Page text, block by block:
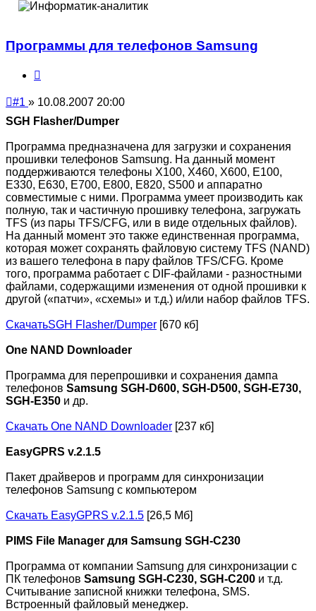
Программы для телефонов Samsung
Непрочитанное
#1 » 10.08.2007 20:00
SGH Flasher/Dumper
Программа предназначена для загрузки и сохранения
прошивки телефонов Samsung. На данный момент
поддерживаются телефоны X100, X460, X600, E100,
E330, E630, E700, E800, E820, S500 и аппаратно
совместимые с ними. Программа умеет производить как
полную, так и частичную прошивку телефона, загружать
TFS (из пары TFS/CFG, или в виде отдельных файлов).
На данный момент это также единственная программа,
которая может сохранять файловую систему TFS (NAND)
из вашего телефона в пару файлов TFS/CFG. Кроме
того, программа работает с DIF-файлами - разностными
файлами, содержащими изменения от одной прошивки к
другой («патчи», «схемы» и т.д.) и/или набор файлов TFS.
СкачатьSGH Flasher/Dumper [670 кб]
One NAND Downloader
Программа для перепрошивки и сохранения дампа
телефонов Samsung SGH-D600, SGH-D500, SGH-E730,
SGH-E350 и др.
Скачать One NAND Downloader [237 кб]
EasyGPRS v.2.1.5
Пакет драйверов и программ для синхронизации
телефонов Samsung с компьютером
Скачать EasyGPRS v.2.1.5 [26,5 Мб]
PIMS File Manager для Samsung SGH-C230
Программа от компании Samsung для синхронизации с
ПК телефонов Samsung SGH-C230, SGH-C200 и т.д.
Считывание записной книжки телефона, SMS.
Встроенный файловый менеджер.